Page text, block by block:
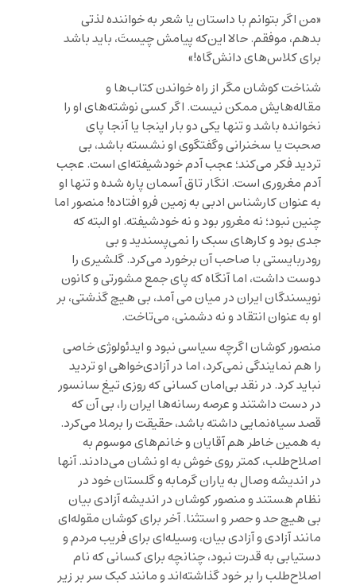
«من اگر بتوانم با داستان یا شعر به خواننده لذتی
بدهم، موفقم. حالا این‌که پیامش چیستَ، باید باشد
برای کلاس‌های دانش‌گاه!»
شناخت کوشان مگر از راه خواندن کتاب‌ها و
مقاله‌هایش ممکن نیست. اگر کسی نوشته‌های او را
نخوانده باشد و تنها یکی دو بار اینجا یا آنجا پای
صحبت یا سخنرانی وگفتگوی او نشسته باشد، بی
تردید فکر می‌کند؛ عجب آدم خودشیفته‌ای است. عجب
آدم مغروری است. انگار تاق آسمان پاره شده و تنها او
به عنوان کارشناس ادبی به زمین فرو افتاده! منصور اما
چنین نبود؛ نه مغرور بود و نه خودشیفته. او البته که
جدی بود و کارهای سبک را نمی‌پسندید و بی
رودربایستی با صاحب آن برخورد می‌کرد. گلشیری را
دوست داشت، اما آنگاه که پای جمع مشورتی و کانون
نویسندگان ایران در میان می آمد، بی هیچ گذشتی، بر
او به عنوان انتقاد و نه دشمنی، می‌تاخت.
منصور کوشان اگرچه سیاسی نبود و ایدئولوژی خاصی
را هم نمایندگی نمی‌کرد، اما در آزادی‌خواهی او تردید
نباید کرد. در نقد بی‌امان کسانی که روزی تیغ سانسور
در دست داشتند و عرصه رسانه‌ها ایران را، بی آن که
قصد سیاه‌نمایی داشته باشد، حقیقت را برملا می‌کرد.
به همین خاطر هم آقایان و خانم‌های موسوم به
اصلاح‌طلب، کمتر روی خوش به او نشان می‌دادند. آنها
در اندیشه وصال به یاران گرمابه و گلستان خود در
نظام هستند و منصور کوشان در اندیشه آزادی بیان
بی هیچ حد و حصر و استثنا. آخر برای کوشان مقوله‌ای
مانند آزادی و آزادی بیان، وسیله‌ای برای فریب مردم و
دستیابی به قدرت نبود، چنانچه برای کسانی که نام
اصلاح‌طلب را بر خود گذاشته‌اند و مانند کبک سر بر زیر